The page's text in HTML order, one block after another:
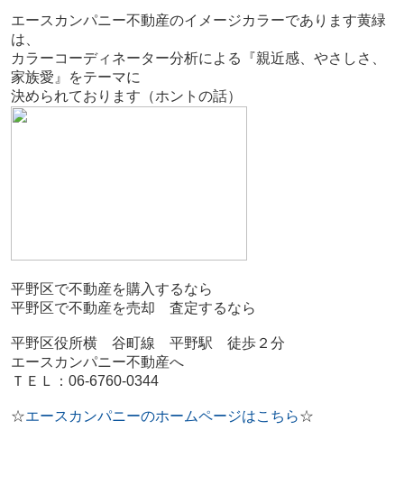
エースカンパニー不動産のイメージカラーであります黄緑
は、
カラーコーディネーター分析による『親近感、やさしさ、
家族愛』をテーマに
決められております（ホントの話）
平野区で不動産を購入するなら
平野区で不動産を売却 査定するなら
平野区役所横 谷町線 平野駅 徒歩２分
エースカンパニー不動産へ
ＴＥＬ：06-6760-0344
☆エースカンパニーのホームページはこちら☆